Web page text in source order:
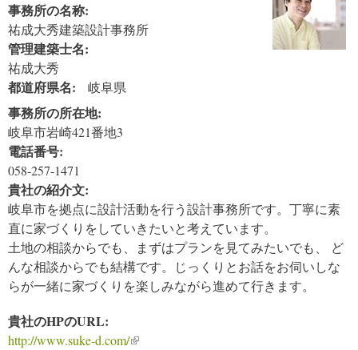
事務所の名称:
祐成大秀建築設計事務所
管理建築士名:
祐成大秀
都道府県名: 岐阜県
事務所の所在地:
岐阜市岩崎421番地3
電話番号:
058-257-1471
貴社の紹介文:
岐阜市を拠点に設計活動を行う設計事務所です。丁寧に素
直に家づくりをしていきたいと考えています。
土地の相談からでも、まずはプランを見てみたいでも、 ど
んな相談からでも結構です。じっくりとお話をお伺いしな
らが一緒に家づくりを楽しみながら進めて行きます。
貴社のHPのURL:
http://www.suke-d.com/(link is external)